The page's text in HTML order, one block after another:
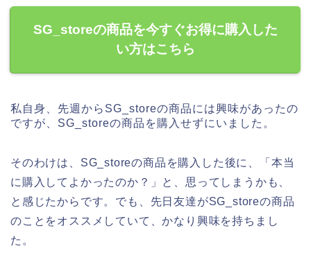
SG_storeの商品を今すぐお得に購入した
い方はこちら
私自身、先週からSG_storeの商品には興味があったの
ですが、SG_storeの商品を購入せずにいました。
そのわけは、SG_storeの商品を購入した後に、「本当
に購入してよかったのか？」と、思ってしまうかも、
と感じたからです。でも、先日友達がSG_storeの商品
のことをオススメしていて、かなり興味を持ちまし
た。